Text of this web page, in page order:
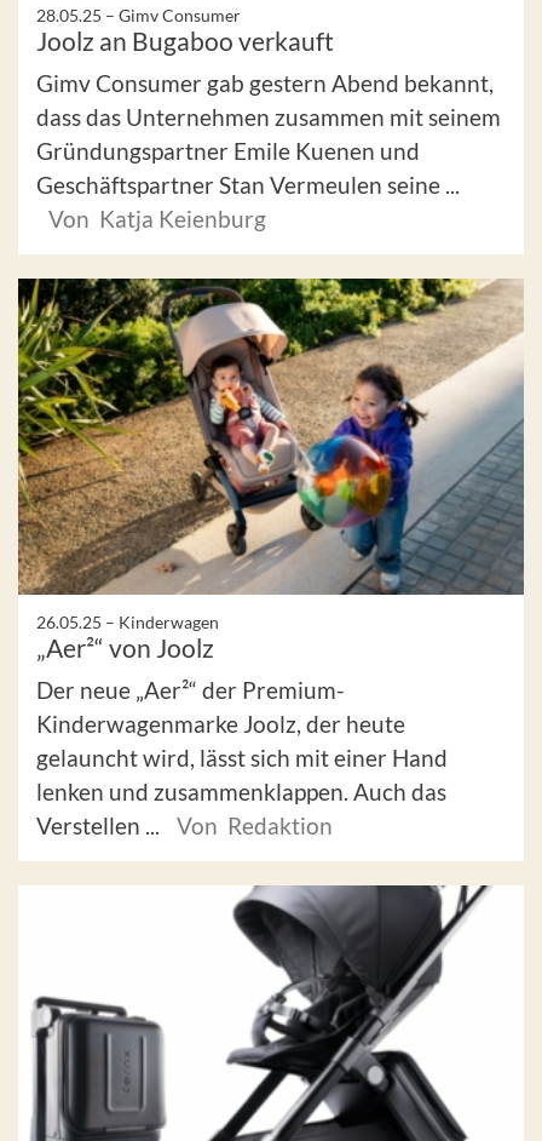
28.05.25 – Gimv Consumer
Joolz an Bugaboo verkauft
Gimv Consumer gab gestern Abend bekannt,
dass das Unternehmen zusammen mit seinem
Gründungspartner Emile Kuenen und
Geschäftspartner Stan Vermeulen seine ...
Von Katja Keienburg
26.05.25 – Kinderwagen
„Aer²“ von Joolz
Der neue „Aer²“ der Premium-
Kinderwagenmarke Joolz, der heute
gelauncht wird, lässt sich mit einer Hand
lenken und zusammenklappen. Auch das
Verstellen ...
Von Redaktion